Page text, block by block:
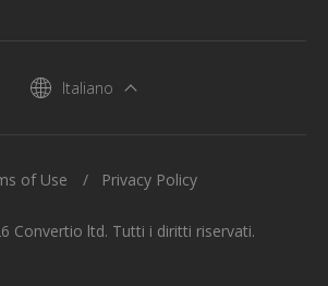
Italiano
Convertio ltd. Tutti i diritti riservati.
of Use Privacy Policy